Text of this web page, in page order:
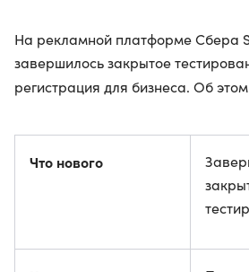
На рекламной платформе Сбера
завершилось закрытое
регистрация для бизнеса. Об этом
Что нового